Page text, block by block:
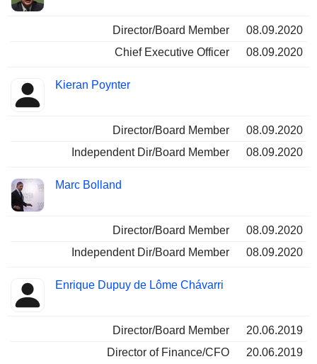
Director/Board Member
08.09.2020
Chief Executive Officer
08.09.2020
Kieran Poynter
Director/Board Member
08.09.2020
Independent Dir/Board Member
08.09.2020
Marc Bolland
Director/Board Member
08.09.2020
Independent Dir/Board Member
08.09.2020
Enrique Dupuy de Lôme Chávarri
Director/Board Member
20.06.2019
Director of Finance/CFO
20.06.2019